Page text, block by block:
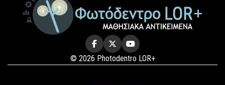
© 2026 Photodentro LOR+